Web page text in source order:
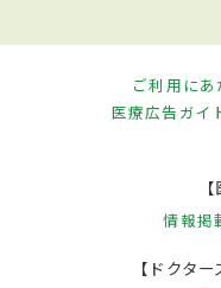
ご利用にあ
医療広告ガイ
情報掲
【ドクタ